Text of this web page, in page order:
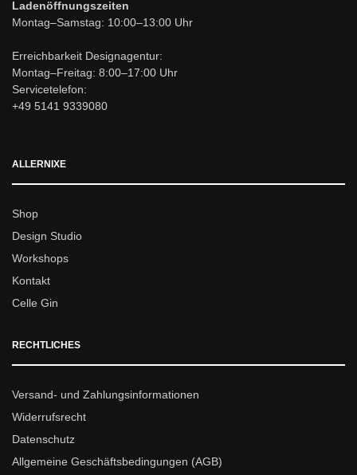
Ladenöffnungszeiten
Montag–Samstag: 10:00–13:00 Uhr
Erreichbarkeit Designagentur:
Montag–Freitag: 8:00–17:00 Uhr
Servicetelefon:
+49 5141 9339080
ALLERNIXE
Shop
Design Studio
Workshops
Kontakt
Celle Gin
RECHTLICHES
Versand- und Zahlungsinformationen
Widerrufsrecht
Datenschutz
Allgemeine Geschäftsbedingungen (AGB)